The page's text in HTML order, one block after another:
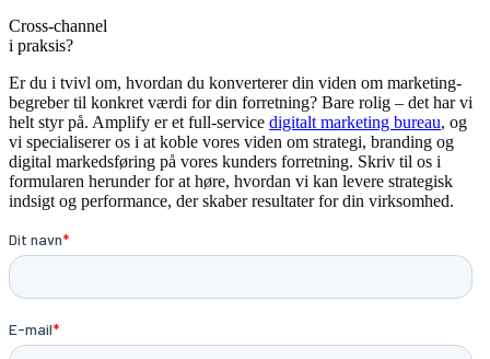
Cross-channel
i praksis?
Er du i tvivl om, hvordan du konverterer din viden om marketing-
begreber til konkret værdi for din forretning? Bare rolig – det har vi
helt styr på. Amplify er et full-service digitalt marketing bureau, og
vi specialiserer os i at koble vores viden om strategi, branding og
digital markedsføring på vores kunders forretning. Skriv til os i
formularen herunder for at høre, hvordan vi kan levere strategisk
indsigt og performance, der skaber resultater for din virksomhed.